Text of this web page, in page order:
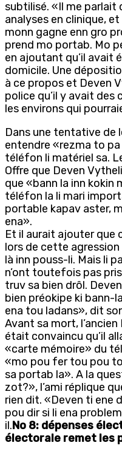
subtilisé. «Il me parlait
analyses en clinique,
monn gagne enn gro
prend mo portab. Mo
en ajoutant qu’il avait
domicile. Une
à ce propos et Deven
police qu’il y avait des
les environs qui
Dans une tentative de
entendre «rezma to pa
téléfon li matériel sa.
Offre que Deven
que «bann la inn kokin
téléfon la li mari
portable kapav aster,
ena».
Et il aurait ajouter que
lors de cette
là inn pouss-li. Mais li
n’ont toutefois pas
truv sa bien drôl.
bien préokipe ki bann-
ena tou ladans», dit
Avant sa mort,
était convaincu qu’il
«carte mémoire» du
«mo pou fer tou pou
sa portab la». A la
zot?», l’ami réplique
rien dit. «Deven ti ene
pou dir si li ena
il.No 8: dépenses
électorale remet les